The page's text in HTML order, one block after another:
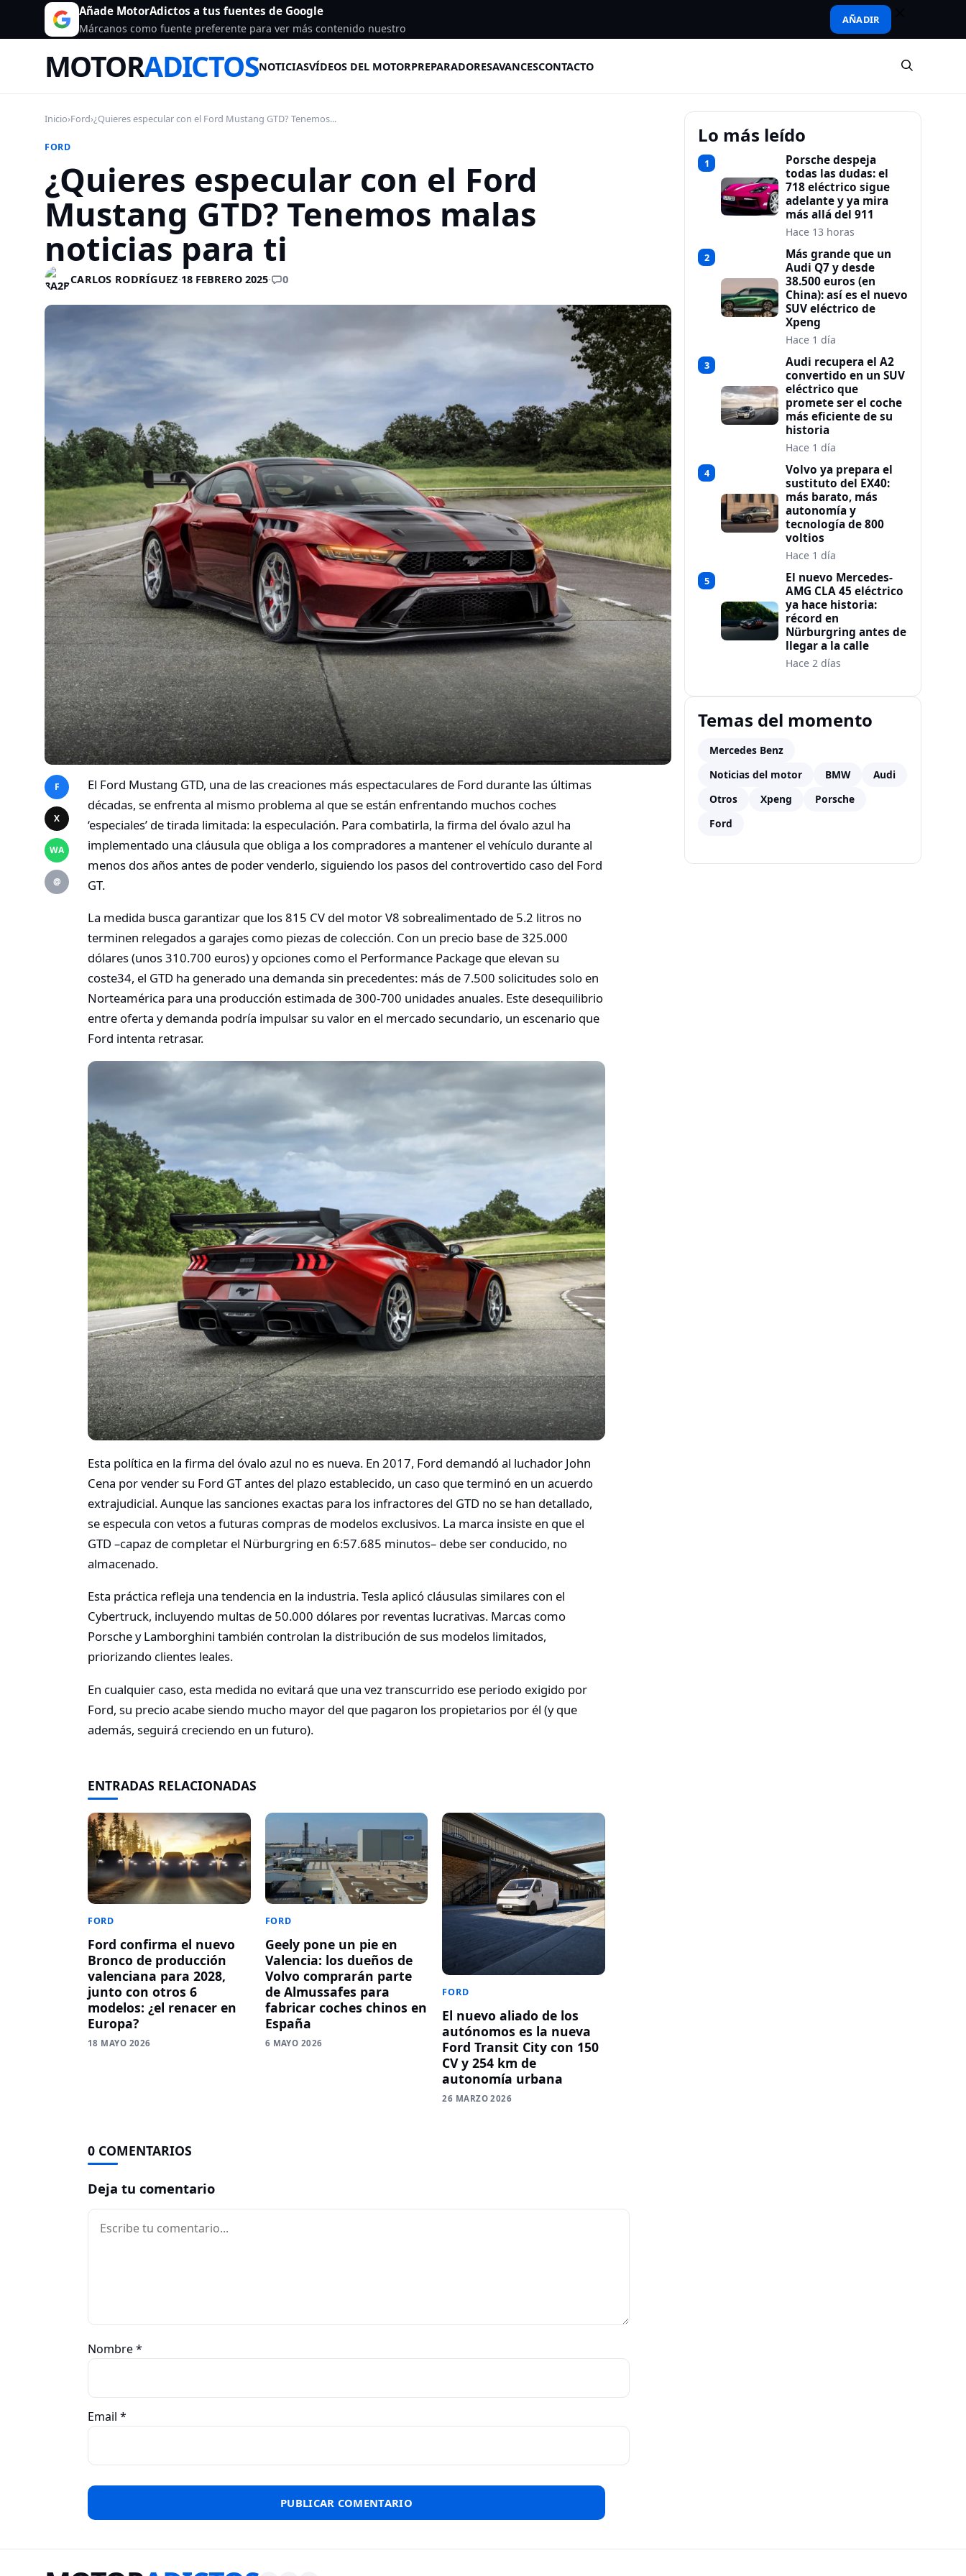
Añade MotorAdictos a tus fuentes de Google
Márcanos como fuente preferente para ver más contenido nuestro
AÑADIR
MOTORADICTOSNOTICIASVÍDEOS DEL MOTORPREPARADORESAVANCESCONTACTO
Inicio›Ford›¿Quieres especular con el Ford Mustang GTD? Tenemos...
FORD
¿Quieres especular con el Ford
Mustang GTD? Tenemos malas
noticias para ti
CARLOS RODRÍGUEZ·18 FEBRERO 2025· 0
F
X
WA
@
El Ford Mustang GTD, una de las creaciones más espectaculares de Ford durante las últimas
décadas, se enfrenta al mismo problema al que se están enfrentando muchos coches
‘especiales’ de tirada limitada: la especulación. Para combatirla, la firma del óvalo azul ha
implementado una cláusula que obliga a los compradores a mantener el vehículo durante al
menos dos años antes de poder venderlo, siguiendo los pasos del controvertido caso del Ford
GT.
La medida busca garantizar que los 815 CV del motor V8 sobrealimentado de 5.2 litros no
terminen relegados a garajes como piezas de colección. Con un precio base de 325.000
dólares (unos 310.700 euros) y opciones como el Performance Package que elevan su
coste34, el GTD ha generado una demanda sin precedentes: más de 7.500 solicitudes solo en
Norteamérica para una producción estimada de 300-700 unidades anuales. Este desequilibrio
entre oferta y demanda podría impulsar su valor en el mercado secundario, un escenario que
Ford intenta retrasar.
Esta política en la firma del óvalo azul no es nueva. En 2017, Ford demandó al luchador John
Cena por vender su Ford GT antes del plazo establecido, un caso que terminó en un acuerdo
extrajudicial. Aunque las sanciones exactas para los infractores del GTD no se han detallado,
se especula con vetos a futuras compras de modelos exclusivos. La marca insiste en que el
GTD –capaz de completar el Nürburgring en 6:57.685 minutos– debe ser conducido, no
almacenado.
Esta práctica refleja una tendencia en la industria. Tesla aplicó cláusulas similares con el
Cybertruck, incluyendo multas de 50.000 dólares por reventas lucrativas. Marcas como
Porsche y Lamborghini también controlan la distribución de sus modelos limitados,
priorizando clientes leales.
En cualquier caso, esta medida no evitará que una vez transcurrido ese periodo exigido por
Ford, su precio acabe siendo mucho mayor del que pagaron los propietarios por él (y que
además, seguirá creciendo en un futuro).
ENTRADAS RELACIONADAS
FORD
Ford confirma el nuevo
Bronco de producción
valenciana para 2028,
junto con otros 6
modelos: ¿el renacer en
Europa?
18 MAYO 2026
FORD
Geely pone un pie en
Valencia: los dueños de
Volvo comprarán parte
de Almussafes para
fabricar coches chinos en
España
6 MAYO 2026
FORD
El nuevo aliado de los
autónomos es la nueva
Ford Transit City con 150
CV y 254 km de
autonomía urbana
26 MARZO 2026
0 COMENTARIOS
Deja tu comentario
Comentario
Nombre*
Email *
Lo más leído
1
Porsche despeja
todas las dudas: el
718 eléctrico sigue
adelante y ya mira
más allá del 911
Hace 13 horas
2
Más grande que un
Audi Q7 y desde
38.500 euros (en
China): así es el nuevo
SUV eléctrico de
Xpeng
Hace 1 día
3
Audi recupera el A2
convertido en un SUV
eléctrico que
promete ser el coche
más eficiente de su
historia
Hace 1 día
4
Volvo ya prepara el
sustituto del EX40:
más barato, más
autonomía y
tecnología de 800
voltios
Hace 1 día
5
El nuevo Mercedes-
AMG CLA 45 eléctrico
ya hace historia:
récord en
Nürburgring antes de
llegar a la calle
Hace 2 días
Temas del momento
Mercedes Benz
Noticias del motor
BMW
Audi
Otros
Xpeng
Porsche
Ford